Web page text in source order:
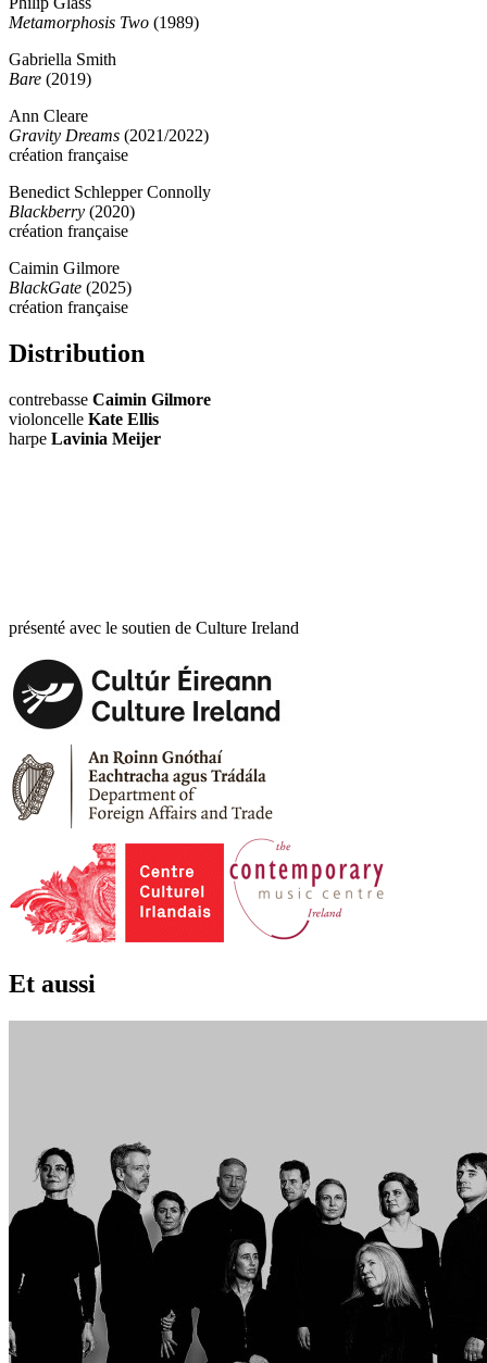
Metamorphosis Two (1989)
Gabriella Smith
Bare (2019)
Ann Cleare
Gravity Dreams (2021/2022)
création française
Benedict Schlepper Connolly
Blackberry (2020)
création française
Caimin Gilmore
BlackGate (2025)
création française
Distribution
contrebasse Caimin Gilmore
violoncelle Kate Ellis
harpe Lavinia Meijer
présenté avec le soutien de Culture Ireland
Et aussi